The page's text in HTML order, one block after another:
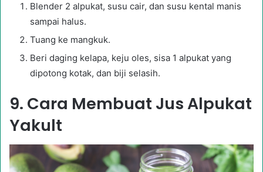
Blender 2 alpukat, susu cair, dan susu kental manis
sampai halus.
Tuang ke mangkuk.
Beri daging kelapa, keju oles, sisa 1 alpukat yang
dipotong kotak, dan biji selasih.
9. Cara Membuat Jus Alpukat
Yakult